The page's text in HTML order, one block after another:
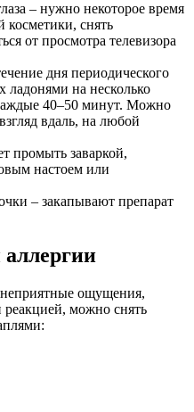
– нужно некоторое время
косметики, снять
от просмотра телевизора
дня периодического
ладонями на несколько
40–50 минут. Можно
вдаль, на любой
промыть заваркой,
настоем или
– закапывают препарат
аллергии
ощущения,
реакцией, можно снять